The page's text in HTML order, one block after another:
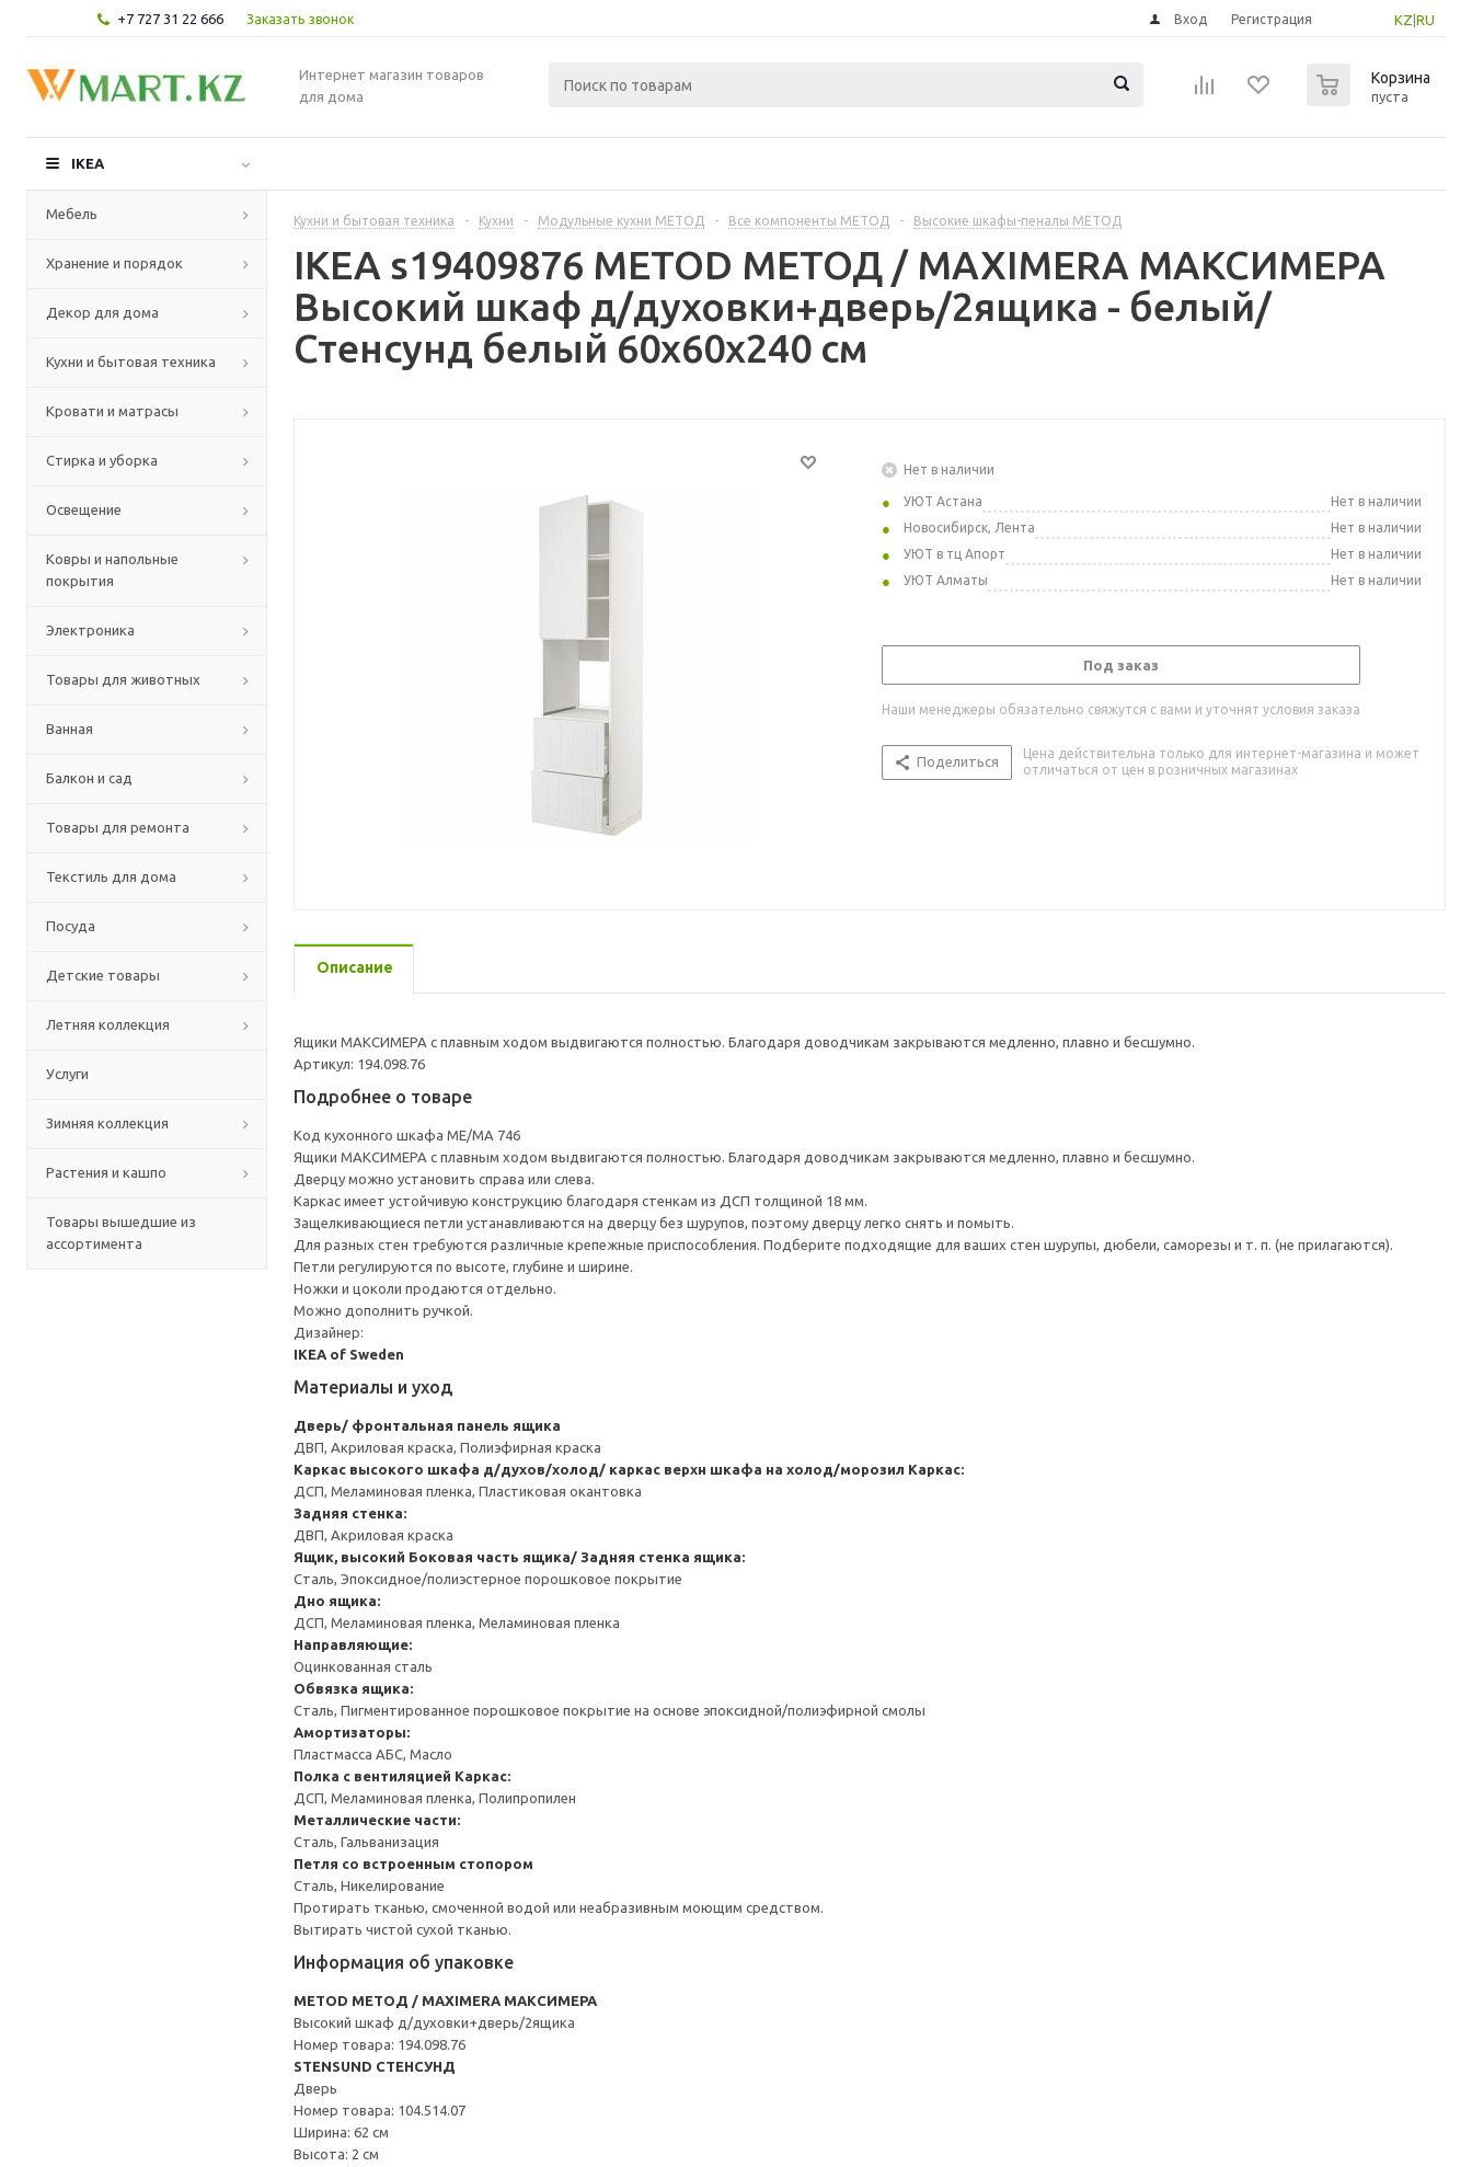
+7 727 31 22 666 Заказать звонок KZ RU
Вход Регистрация
Интернет магазин товаров
для дома
Корзина
пуста
IKEA
Мебель
Хранение и порядок
Декор для дома
Кухни и бытовая техника
Кровати и матрасы
Стирка и уборка
Освещение
Ковры и напольные
покрытия
Электроника
Товары для животных
Ванная
Балкон и сад
Товары для ремонта
Текстиль для дома
Посуда
Детские товары
Летняя коллекция
Услуги
Зимняя коллекция
Растения и кашпо
Товары вышедшие из
ассортимента
Кухни и бытовая техника - Кухни - Модульные кухни МЕТОД - Все компоненты МЕТОД - Высокие шкафы-пеналы МЕТОД
IKEA s19409876 METOD МЕТОД / MAXIMERA МАКСИМЕРА
Высокий шкаф д/духовки+дверь/2ящика - белый/
Стенсунд белый 60x60x240 см
Нет в наличии
УЮТ Астана
Нет в наличии
Новосибирск, Лента
Нет в наличии
УЮТ в тц Апорт
Нет в наличии
УЮТ Алматы
Нет в наличии
Под заказ
Наши менеджеры обязательно свяжутся с вами и уточнят условия заказа
Поделиться
Цена действительна только для интернет-магазина и может
отличаться от цен в розничных магазинах
Описание
Ящики МАКСИМЕРА с плавным ходом выдвигаются полностью. Благодаря доводчикам закрываются медленно, плавно и бесшумно.
Артикул: 194.098.76
Подробнее о товаре
Код кухонного шкафа ME/MA 746
Ящики МАКСИМЕРА с плавным ходом выдвигаются полностью. Благодаря доводчикам закрываются медленно, плавно и бесшумно.
Дверцу можно установить справа или слева.
Каркас имеет устойчивую конструкцию благодаря стенкам из ДСП толщиной 18 мм.
Защелкивающиеся петли устанавливаются на дверцу без шурупов, поэтому дверцу легко снять и помыть.
Для разных стен требуются различные крепежные приспособления. Подберите подходящие для ваших стен шурупы, дюбели, саморезы и т. п. (не прилагаются).
Петли регулируются по высоте, глубине и ширине.
Ножки и цоколи продаются отдельно.
Можно дополнить ручкой.
Дизайнер:
IKEA of Sweden
Материалы и уход
Дверь/ фронтальная панель ящика
ДВП, Акриловая краска, Полиэфирная краска
Каркас высокого шкафа д/духов/холод/ каркас верхн шкафа на холод/морозил Каркас:
ДСП, Меламиновая пленка, Пластиковая окантовка
Задняя стенка:
ДВП, Акриловая краска
Ящик, высокий Боковая часть ящика/ Задняя стенка ящика:
Сталь, Эпоксидное/полиэстерное порошковое покрытие
Дно ящика:
ДСП, Меламиновая пленка, Меламиновая пленка
Направляющие:
Оцинкованная сталь
Обвязка ящика:
Сталь, Пигментированное порошковое покрытие на основе эпоксидной/полиэфирной смолы
Амортизаторы:
Пластмасса АБС, Масло
Полка с вентиляцией Каркас:
ДСП, Меламиновая пленка, Полипропилен
Металлические части:
Сталь, Гальванизация
Петля со встроенным стопором
Сталь, Никелирование
Протирать тканью, смоченной водой или неабразивным моющим средством.
Вытирать чистой сухой тканью.
Информация об упаковке
METOD МЕТОД / MAXIMERA МАКСИМЕРА
Высокий шкаф д/духовки+дверь/2ящика
Номер товара: 194.098.76
STENSUND СТЕНСУНД
Дверь
Номер товара: 104.514.07
Ширина: 62 см
Высота: 2 см